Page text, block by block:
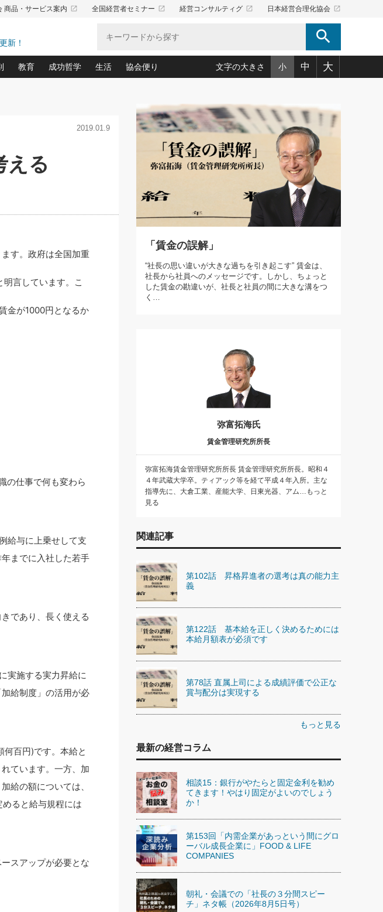
商品・サービス案内 launch 全国経営者セミナー launch 経営コンサルティグ launch 日本経営合理化協会 launch
新！ search
もっとみる
ってお
』(12)
するために、やっておきたいこと(34)
緊急対策(100)
コが違う！(36)
の見どころ・勘どころ・ツッコミどこ
い！(12)
下げるハラスメントの予防策(10)
石(68)
社会から支持される「ウェルビーイング経営入
保一彦の“流行る”お店の仕組みづくり(210)
幸夫─社長のための現場改善(174)
教育
あなただからお願いしたいと思われる 気配りの達人(127)
クレーム対応の新知識と新常識(57)
デキル社員に育てる！ 社員教育の決め手(203)
欧米資産家に学ぶ二世教育(100)
行動科学マネジメント(5)
成功哲学
中国哲学に学ぶ 不況は会社守成の好機(38)
令和時代の「社長の人間力の磨き方」(86)
先人の名句名言の教え 東洋思想に学ぶ経営学(132)
渡部昇一の「日本の指導者たち」(32)
経営に活かす“十八史略”(30)
生活
おのころ心平の ──社長のための「か・ら・だマネジメント」
(50)
デジタルＡＶを味方に！新・仕事術(180)
リーダー脳の鍛え方(32)
必読！社長が読むべき今月の4冊(88)
社長の「氣」(30)
米国スポーツ・ビジネスに学ぶ心理学(98)
高橋一喜の『これぞ！"本物の温泉"』(157)
協会便り
「愛読者通信」著者インタビュー(44)
ビジネス見聞録 経営ニュース(100)
作間信司の経営無形庵(けいえいむぎょうあん)(166)
経営セミナー情報局(1)
繁栄への着眼点 牟田太陽(76)
講話を聞いて学ぼう 実学・耳学・磨く「ミミガク」のすすめ
文字の大きさ 小 中 大
2019.01.9
える
す。政府は全国加重
言しています。こ
金が1000円となるか
の仕事で何も変わら
給与に上乗せして支
までに入社した若手
であり、長く使える
実施する実力昇給に
給制度」の活用が必
百円)です。本給と
ています。一方、加
給の額については、
ると給与規程には
スアップが必要とな
「賃金の誤解」
“社長の思い違いが大きな過ちを引き起こす” 賃金は、
社長から社員へのメッセージです。しかし、ちょっと
した賃金の勘違いが、社長と社員の間に大きな溝をつ
く…
弥富拓海氏
賃金管理研究所所長
弥富拓海賃金管理研究所所長 賃金管理研究所所長。昭和４
４年武蔵大学卒。ティアック等を経て平成４年入所。主な
指導先に、大倉工業、産能大学、日東光器、アム…もっと
見る
関連記事
第102話 昇格昇進者の選考は真の能力主
義
第122話 基本給を正しく決めるためには
本給月額表が必須です
第78話 直属上司による成績評価で公正な
賞与配分は実現する
もっと見る
最新の経営コラム
相談15：銀行がやたらと固定金利を勧め
てきます！やはり固定がよいのでしょう
か！
第153回「内需企業があっという間にグロ
ーバル成長企業に」FOOD & LIFE
COMPANIES
朝礼・会議での「社長の３分間スピー
チ」ネタ帳（2026年8月5日号）